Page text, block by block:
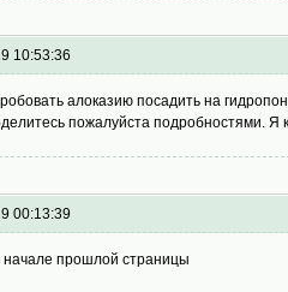
10:53:36
алоказию посадить на
пожалуйста подробностями.
00:13:39
начале прошлой страницы